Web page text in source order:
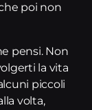
poi non
pensi. Non
la vita
piccoli
volta,